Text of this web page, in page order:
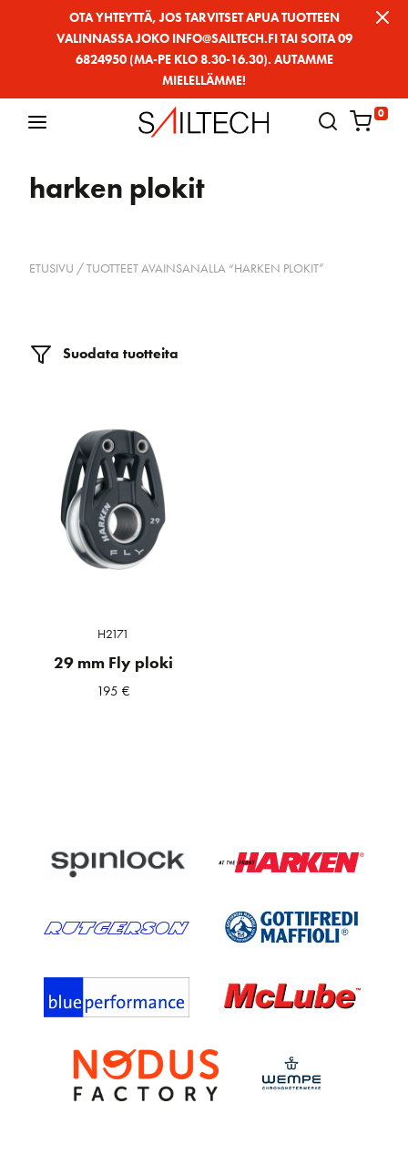
OTA YHTEYTTÄ, JOS TARVITSET APUA TUOTTEEN
VALINNASSA JOKO INFO@SAILTECH.FI TAI SOITA 09
6824950 (MA-PE KLO 8.30-16.30). AUTAMME
MIELELLÄMME!
0
harken plokit
ETUSIVU / TUOTTEET AVAINSANALLA “HARKEN PLOKIT”
Suodata tuotteita
H2171
29 mm Fly ploki
195 €